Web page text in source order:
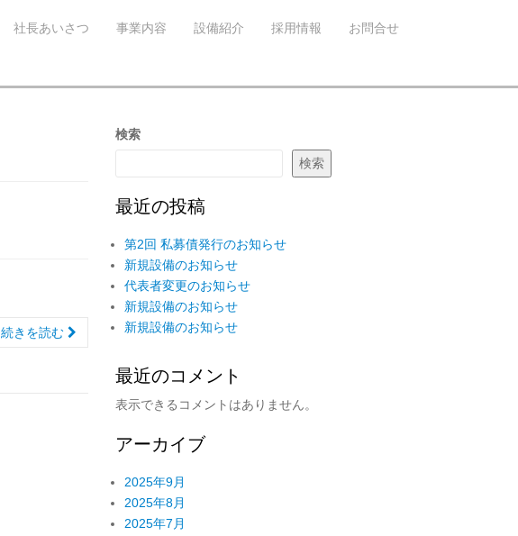
社長あいさつ 事業内容 設備紹介 採用情報 お問合せ
続きを読む
検索
検索
最近の投稿
第2回 私募債発行のお知らせ
新規設備のお知らせ
代表者変更のお知らせ
新規設備のお知らせ
新規設備のお知らせ
最近のコメント
表示できるコメントはありません。
アーカイブ
2025年9月
2025年8月
2025年7月